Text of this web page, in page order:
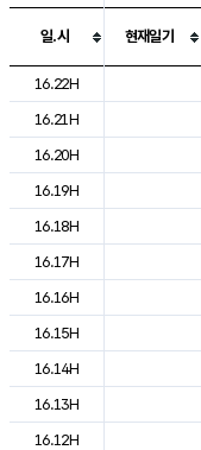
도시별 기상실황표로 지
일.시 현재일기
16.22H
16.21H
16.20H
16.19H
16.18H
16.17H
16.16H
16.15H
16.14H
16.13H
16.12H